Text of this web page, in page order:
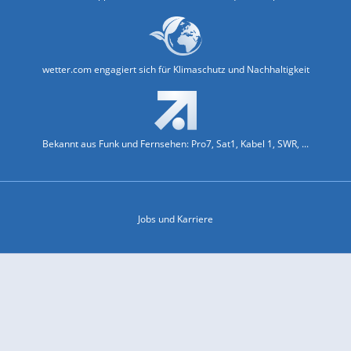
wetter.com engagiert sich für Klimaschutz und Nachhaltigkeit
Bekannt aus Funk und Fernsehen: Pro7, Sat1, Kabel 1, SWR, ...
Jobs und Karriere